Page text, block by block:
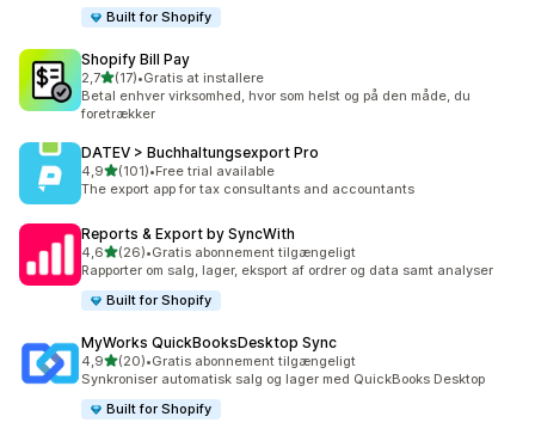
Built for Shopify
Shopify Bill Pay
2,7ud af 5 stjerner
(17)
17 anmeldelser i alt
•Gratis at installere
Betal enhver virksomhed, hvor som helst og på den måde, du
foretrækker
DATEV > Buchhaltungsexport Pro
4,9ud af 5 stjerner
(101)
101 anmeldelser i alt
•Free trial available
The export app for tax consultants and accountants
Reports & Export by SyncWith
4,6ud af 5 stjerner
(26)
26 anmeldelser i alt
•Gratis abonnement tilgængeligt
Rapporter om salg, lager, eksport af ordrer og data samt analyser
Built for Shopify
MyWorks QuickBooksDesktop Sync
4,9ud af 5 stjerner
(20)
20 anmeldelser i alt
•Gratis abonnement tilgængeligt
Synkroniser automatisk salg og lager med QuickBooks Desktop
Built for Shopify